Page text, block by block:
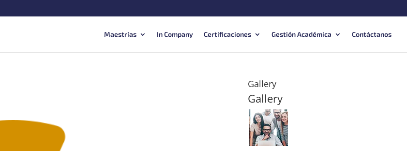
Maestrías In Company Certificaciones Gestión Académica Contáctanos
Gallery
Gallery